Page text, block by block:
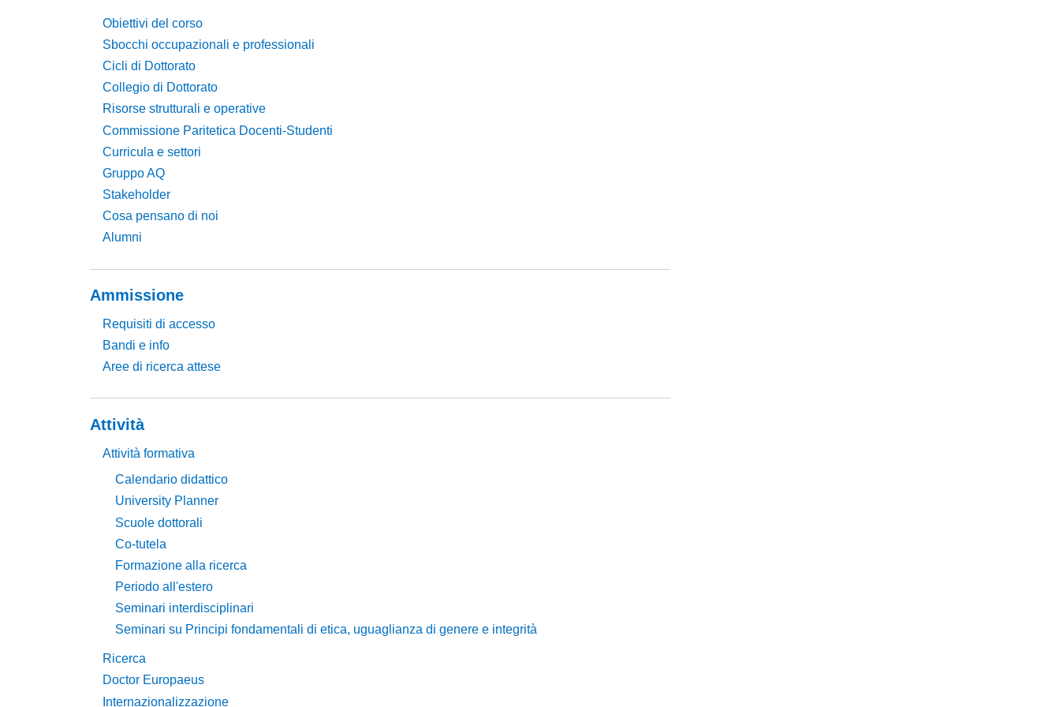
Obiettivi del corso
Sbocchi occupazionali e professionali
Cicli di Dottorato
Collegio di Dottorato
Risorse strutturali e operative
Commissione Paritetica Docenti-Studenti
Curricula e settori
Gruppo AQ
Stakeholder
Cosa pensano di noi
Alumni
Ammissione
Requisiti di accesso
Bandi e info
Aree di ricerca attese
Attività
Attività formativa
Calendario didattico
University Planner
Scuole dottorali
Co-tutela
Formazione alla ricerca
Periodo all'estero
Seminari interdisciplinari
Seminari su Principi fondamentali di etica, uguaglianza di genere e integrità
Ricerca
Doctor Europaeus
Internazionalizzazione